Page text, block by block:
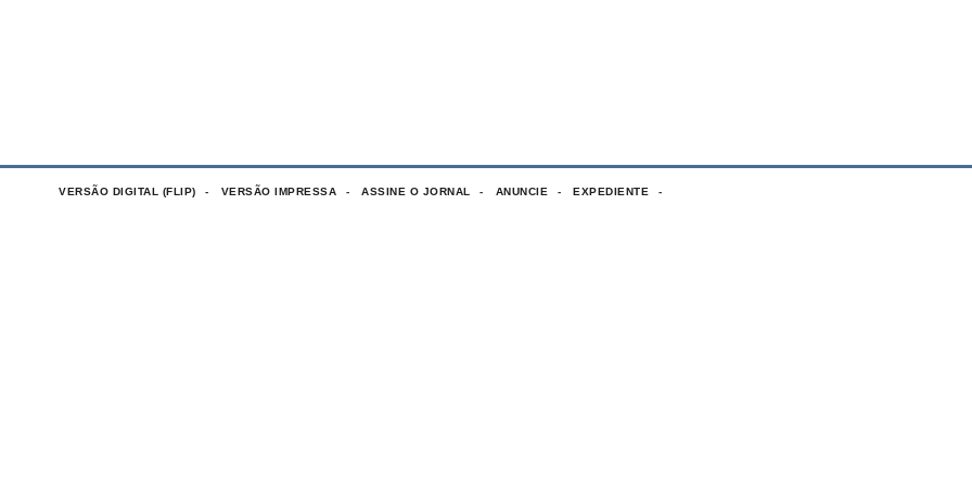
VERSÃO DIGITAL (FLIP) VERSÃO IMPRESSA ASSINE O JORNAL ANUNCIE EXPEDIENTE